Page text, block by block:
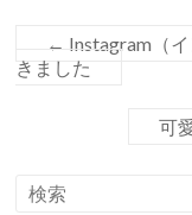
k
← Instagram（
きました
可